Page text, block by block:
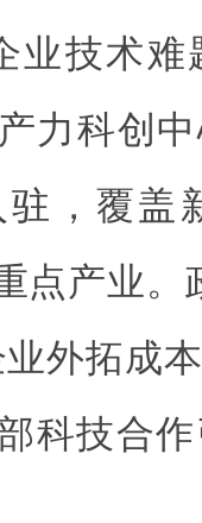
业技术
力科创
，覆盖
点产业。
外拓成
科技合